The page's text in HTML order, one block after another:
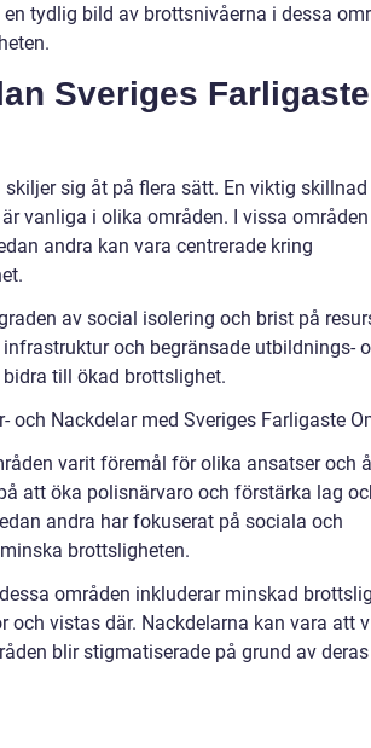
tydlig bild av brottsnivåerna i dessa
Sveriges Farligaste
sig åt på flera sätt. En viktig skillnad
vanliga i olika områden. I vissa
andra kan vara centrerade kring
av social isolering och brist på
och begränsade utbildnings-
till ökad brottslighet.
och Nackdelar med Sveriges Farligaste
varit föremål för olika ansatser och
att öka polisnärvaro och förstärka lag
andra har fokuserat på sociala och
brottsligheten.
områden inkluderar minskad
och vistas där. Nackdelarna kan vara att
blir stigmatiserade på grund av